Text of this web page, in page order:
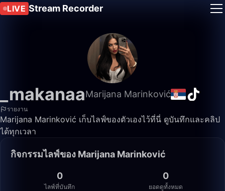
LIVE Stream Recorder
_makanaaMarijana Marinković
รายงาน
Marijana Marinković เก็บไลฟ์ของตัวเองไว้ที่นี่ ดูบันทึกและคลิป
ได้ทุกเวลา
กิจกรรมไลฟ์ของ Marijana Marinković
0
ไลฟ์ที่บันทึก
0
ยอดดูทั้งหมด